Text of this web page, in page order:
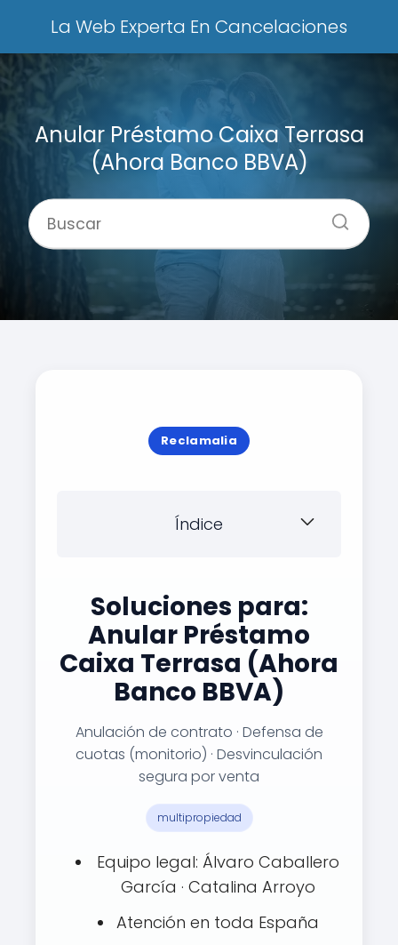
La Web Experta En Cancelaciones
Anular Préstamo Caixa Terrasa
(Ahora Banco BBVA)
Reclamalia
Índice
Soluciones para:
Anular Préstamo
Caixa Terrasa (Ahora
Banco BBVA)
Anulación de contrato · Defensa de
cuotas (monitorio) · Desvinculación
segura por venta
multipropiedad
Equipo legal: Álvaro Caballero
García · Catalina Arroyo
Atención en toda España